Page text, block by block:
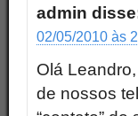
admin
02/05/2010 às
Olá
de nossos